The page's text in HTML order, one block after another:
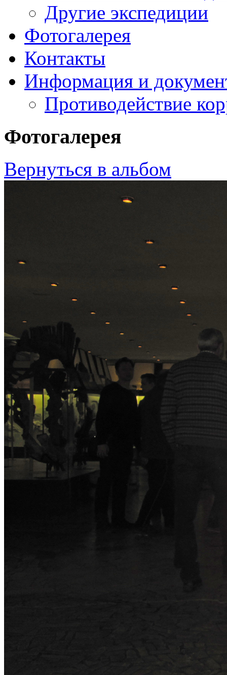
Другие экспедиции
Фотогалерея
Контакты
Информация и
Противодействие
Фотогалерея
Вернуться в альбом